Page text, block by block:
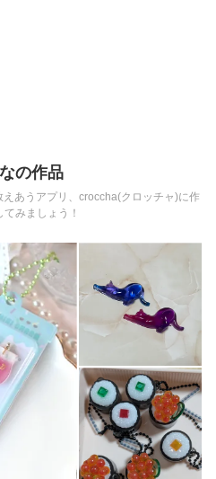
の作品
あうアプリ、croccha(クロッチャ)に作
みましょう！